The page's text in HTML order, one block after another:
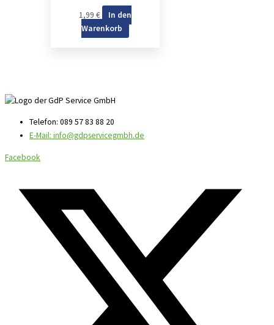
1,99 €
In den
Warenkorb
Telefon: 089 57 83 88 20
E-Mail: info@gdpservicegmbh.de
Facebook